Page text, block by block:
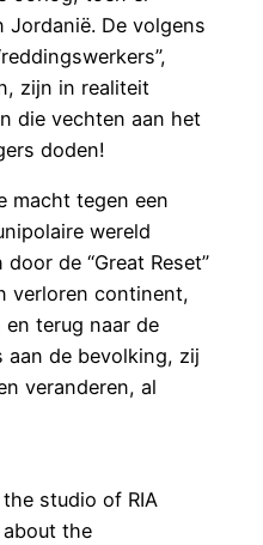
Jordanië. De volgens
zijn in realiteit
die vechten aan het
doden!
macht tegen een
wereld
de “Great Reset”
verloren continent,
terug naar de
aan de bevolking, zij
veranderen, al
studio of RIA
the